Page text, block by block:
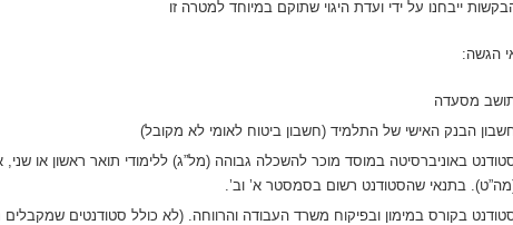
ייבחנו על ידי ועדת היגוי שתוקם במיוחד למטרה זו
הגשה:
מסעדה
הבנק האישי של התלמיד (חשבון ביטוח לאומי לא מקובל)
באוניברסיטה במוסד מוכר להשכלה גבוהה (מל”ג) ללימודי תואר ראשון או
בתנאי שהסטודנט רשום בסמסטר א’ וב’.
בקורס במימון ובפיקוח משרד העבודה והרווחה. (לא כולל סטודנטים שמקבלים